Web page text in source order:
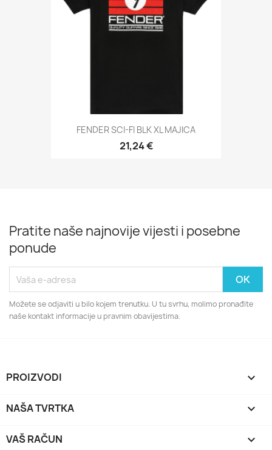
FENDER SCI-FI BLK XL MAJICA
21,24 €
Pratite naše najnovije vijesti i posebne
ponude
Možete se odjaviti u bilo kojem trenutku. U tu svrhu, molimo pronađite
naše kontakt informacije u pravnim obavijestima.
PROIZVODI 
NAŠA TVRTKA 
VAŠ RAČUN 